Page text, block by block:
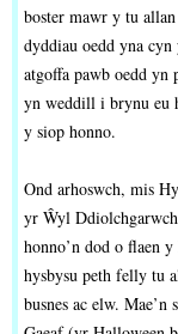
boster mawr y tu
dyddiau oedd yna
atgoffa pawb oedd yn
yn weddill i brynu eu
y siop honno.
Ond arhoswch, mis
yr Ŵyl
honno’n dod o flaen
hysbysu peth felly tu
busnes ac elw.